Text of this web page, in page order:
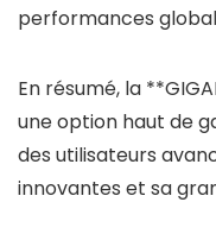
performances
En résumé, la
une option haut de
des utilisateurs
innovantes et sa